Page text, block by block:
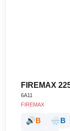
FIREMAX
6A11
FIREMAX
🔊B 🌧️B